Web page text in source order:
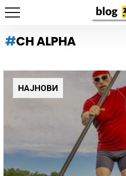
CH ALPHA
НАЈНОВИ